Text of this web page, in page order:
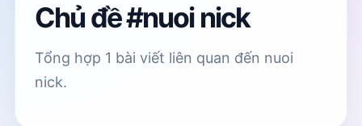
Chủ đề #nuoi nick
Tổng hợp 1 bài viết liên quan đến nuoi
nick.